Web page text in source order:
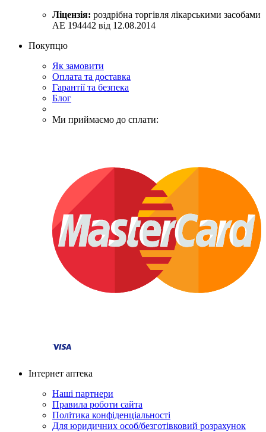
Ліцензія: роздрібна торгівля лікарськими засобами
АЕ 194442 від 12.08.2014
Покупцю
Як замовити
Оплата та доставка
Гарантії та безпека
Блог
Ми приймаємо до сплати:
Інтернет аптека
Наші партнери
Правила роботи сайта
Політика конфіденціальності
Для юридичних особ/безготівковий розрахунок